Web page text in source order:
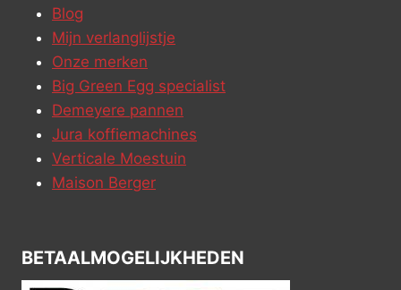
Blog
Mijn verlanglijstje
Onze merken
Big Green Egg specialist
Demeyere pannen
Jura koffiemachines
Verticale Moestuin
Maison Berger
BETAALMOGELIJKHEDEN